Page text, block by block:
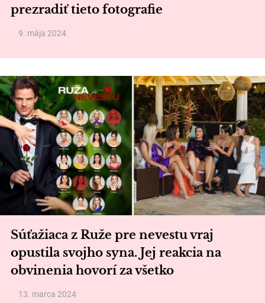
prezradiť tieto fotografie
9. mája 2024
Súťažiaca z Ruže pre nevestu vraj
opustila svojho syna. Jej reakcia na
obvinenia hovorí za všetko
13. marca 2024